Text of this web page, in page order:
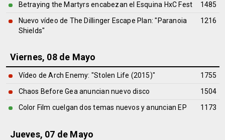
Betraying the Martyrs encabezan el Esquina HxC Fest
1485
Nuevo vídeo de The Dillinger Escape Plan: "Paranoia
Shields"
1216
Viernes, 08 de Mayo
Vídeo de Arch Enemy: "Stolen Life (2015)"
1755
Chaos Before Gea anuncian nuevo disco
1504
Color Film cuelgan dos temas nuevos y anuncian EP
1173
Jueves, 07 de Mayo